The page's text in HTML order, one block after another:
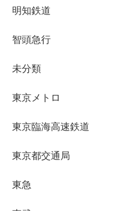
明知鉄道
智頭急行
未分類
東京メトロ
東京臨海高速鉄道
東京都交通局
東急